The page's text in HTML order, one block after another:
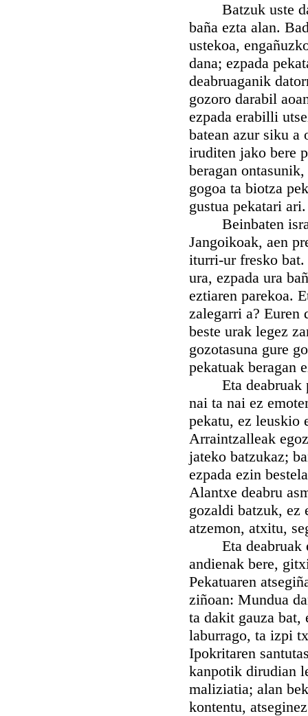
Batzuk uste
baña ezta alan.
ustekoa,
dana; ezpada
deabruaganik
gozoro darabil
ezpada erabilli
batean azur siku a
iruditen jako bere
beragan
gogoa ta biotza
gustua pekatari ari.
Beinbaten
Jangoikoak, aen
iturri-ur fresko bat.
ura, ezpada ura
eztiaren parekoa.
zalegarri a? Euren
beste urak legez
gozotasuna gure
pekatuak beragan
Eta deabruak
nai ta nai ez
pekatu, ez leuskio
Arraintzalleak
jateko batzukaz;
ezpada ezin
Alantxe deabru
gozaldi batzuk, ez
atzemon, atxitu,
Eta deabruak
andienak bere,
Pekatuaren
ziñoan: Mundua
ta dakit gauza bat,
laburrago, ta izpi
Ipokritaren
kanpotik dirudian
maliziatia; alan
kontentu,